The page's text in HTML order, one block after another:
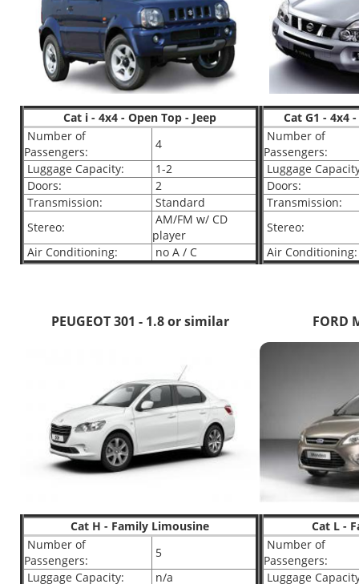
Cat i - 4x4 - Open Top - Jeep
Number of
Passengers:
4
Luggage Capacity:
1-2
Doors:
2
Transmission:
Standard
Stereo:
AM/FM w/ CD
player
Air Conditioning:
no A / C
Cat G1 - 4x4
Number of
Passengers:
Luggage
Doors:
Transmission:
Stereo:
Air Conditioning:
PEUGEOT 301 - 1.8 or similar
Cat H - Family Limousine
Number of
Passengers:
5
Luggage Capacity:
n/a
FORD
Cat L -
Number of
Passengers:
Luggage